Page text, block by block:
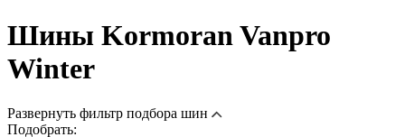
Шины Kormoran Vanpro
Winter
Развернуть фильтр подбора шин
Подобрать: